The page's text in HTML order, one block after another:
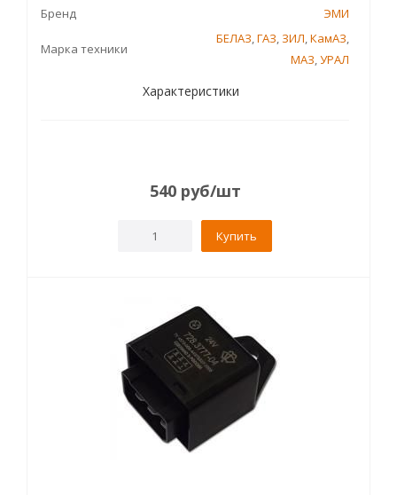
Бренд ЭМИ
Марка техники
БЕЛАЗ,ГАЗ, ЗИЛ,КамАЗ,
МАЗ,УРАЛ
Характеристики
540 руб/шт
Купить